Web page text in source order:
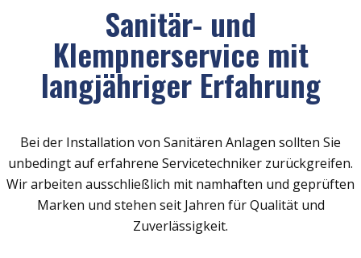
Sanitär- und
Klempnerservice mit
langjähriger Erfahrung
Bei der Installation von Sanitären Anlagen sollten Sie
unbedingt auf erfahrene Servicetechniker zurückgreifen.
Wir arbeiten ausschließlich mit namhaften und geprüften
Marken und stehen seit Jahren für Qualität und
Zuverlässigkeit.